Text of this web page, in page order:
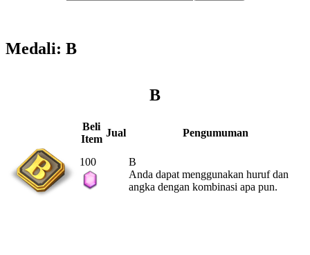
Medali: B
B
Beli
Item
Jual Pengumuman
100
B
Anda dapat menggunakan huruf dan
angka dengan kombinasi apa pun.